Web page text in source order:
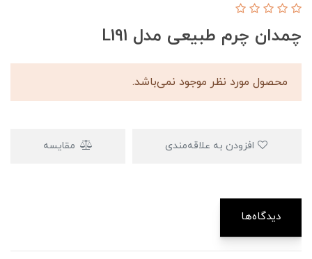
چمدان چرم طبیعی مدل L191
محصول مورد نظر موجود نمی‌باشد.
مقایسه
دیدگاه‌ها